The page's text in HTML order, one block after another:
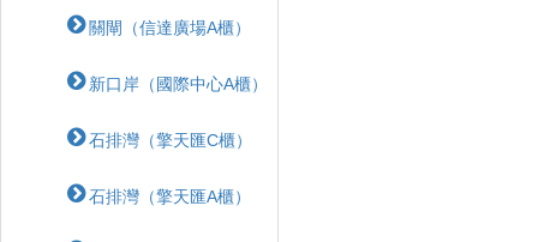
關閘（信達廣場A櫃）
新口岸（國際中心A櫃）
石排灣（擎天匯C櫃）
石排灣（擎天匯A櫃）